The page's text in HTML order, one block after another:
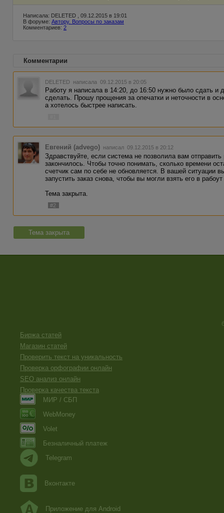
Написала: DELETED , 09.12.2015 в 19:01
В форуме: Автору. Вопросы по заказам
Комментариев: 2
Комментарии
DELETED написала 09.12.2015 в 20:05
Работу я написала в 14:20, до 16:50 нужно было сдать и
сделать. Прошу прощения за опечатки и неточности в
а хотелось быстрее написать.
Евгений (advego) написал 09.12.2015 в 20:12
Здравствуйте, если система не позволила вам
закончилось. Чтобы точно понимать, сколько времени
счетчик сам по себе не обновляется. В вашей ситуации
запустить заказ снова, чтобы вы могли взять его в
Тема закрыта.
#2
Тема закрыта
Биржа статей
Магазин статей
Проверить текст на уникальность
Проверка орфографии онлайн
SEO анализ онлайн
Проверка качества текста
МИР / СБП
WebMoney
Volet
Безналичный платеж
Telegram
Вконтакте
Приложение для Android